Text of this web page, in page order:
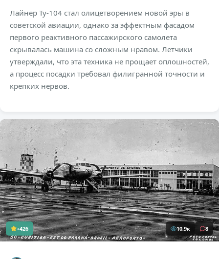
Лайнер Ту-104 стал олицетворением новой эры в
советской авиации, однако за эффектным фасадом
первого реактивного пассажирского самолета
скрывалась машина со сложным нравом. Летчики
утверждали, что эта техника не прощает оплошностей,
а процесс посадки требовал филигранной точности и
крепких нервов.
+426 10,9к 8